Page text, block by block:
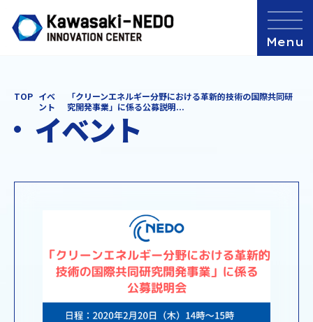
TOP イベ
ント
「クリーンエネルギー分野における革新的技術の国際共同研
究開発事業」に係る公募説明...
イベント